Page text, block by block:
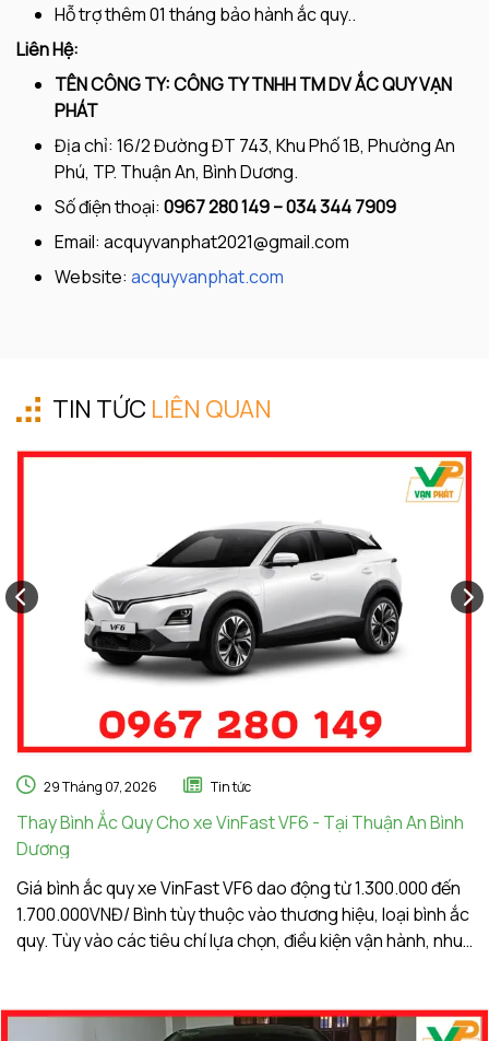
Hỗ trợ thêm 01 tháng bảo hành ắc quy..
Liên Hệ:
TÊN CÔNG TY: CÔNG TY TNHH TM DV ẮC QUY VẠN
PHÁT
Địa chỉ: 16/2 Đường ĐT 743, Khu Phố 1B, Phường An
Phú, TP. Thuận An, Bình Dương.
Số điện thoại: 0967 280 149 – 034 344 7909
Email: acquyvanphat2021@gmail.com
Website: acquyvanphat.com
TIN TỨC LIÊN QUAN
29 Tháng 07, 2026 Tin tức
Thay Bình Ắc Quy Cho xe VinFast VF6 - Tại Thuận An Bình
Dương
Giá bình ắc quy xe VinFast VF6 dao động từ 1.300.000 đến
1.700.000VNĐ/ Bình tùy thuộc vào thương hiệu, loại bình ắc
quy. Tùy vào các tiêu chí lựa chọn, điều kiện vận hành, nhu